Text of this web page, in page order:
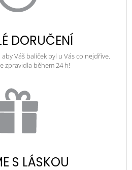
DORUČENÍ
Váš balíček byl u Vás co nejdříve.
zpravidla během 24 h!
S LÁSKOU